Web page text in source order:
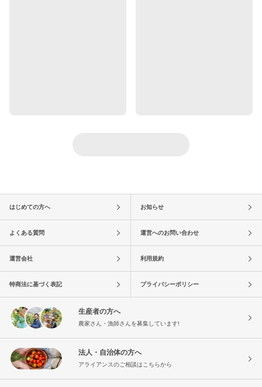
はじめての方へ お知らせ
よくある質問 運営へのお問い合わせ
運営会社 利用規約
特商法に基づく表記 プライバシーポリシー
生産者の方へ
農家さん・漁師さんを募集しています!
法人・自治体の方へ
アライアンスのご相談はこちらから